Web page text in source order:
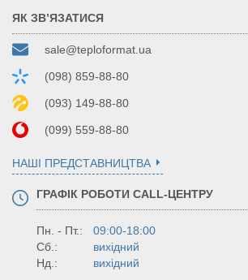
ЯК ЗВ’ЯЗАТИСЯ
sale@teploformat.ua
(098) 859-88-80
(093) 149-88-80
(099) 559-88-80
НАШІ ПРЕДСТАВНИЦТВА
ГРАФІК РОБОТИ CALL-ЦЕНТРУ
Пн. - Пт.:
09:00-18:00
Сб.:
вихідний
Нд.:
вихідний